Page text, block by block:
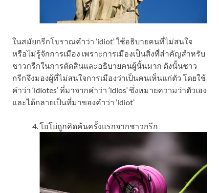
ในสมัยกรีกโบราณคำว่า ‘idiot’ ใช้อธิบายคนที่ไม่สนใจ
หรือไม่รู้จักการเมือง เพราะการเมืองเป็นสิ่งที่สำคัญสำหรับ
ชาวกรีกในการตัดสินและอธิบายคนผู้นั้นมาก ดังนั้นชาว
กรีกจึงมองผู้ที่ไม่สนใจการเมืองว่าเป็นคนเห็นแก่ตัว โดยใช้
คำว่า ‘idiotes’ ที่มาจากคำว่า ‘idios’ ซึ่งหมายความว่าตัวเอง
และได้กลายเป็นที่มาของคำว่า ‘idiot’
โยโย่ถูกคิดค้นครั้งแรกจากชาวกรีก